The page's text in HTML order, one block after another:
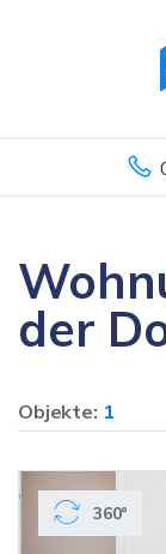
der
Objekte: 1
360°